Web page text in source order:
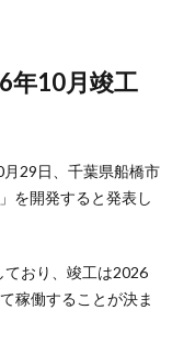
29日、千葉県船橋市
を開発すると発表し
おり、竣工は2026
稼働することが決ま